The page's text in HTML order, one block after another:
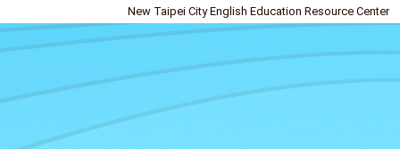
New Taipei City English Education Resource Center